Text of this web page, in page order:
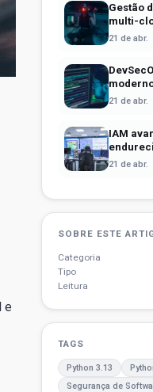
e
Gestão
multi-
21 de abr.
21 de abr.
IAM
21 de abr.
SOBRE ESTE
Categoria
Tipo
Leitura
TAGS
Python 3.13
Segurança de